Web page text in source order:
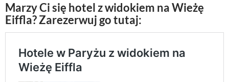
Marzy Ci się hotel z widokiem na Wieżę
Eiffla? Zarezerwuj go tutaj: